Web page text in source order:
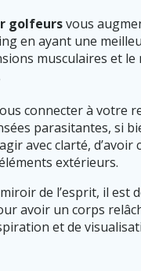
golfeursvous
en ayant une
musculaires et
connecter à votre
parasitantes, si
avec clarté,
extérieurs.
de l’esprit, il est
avoir un corps
et de